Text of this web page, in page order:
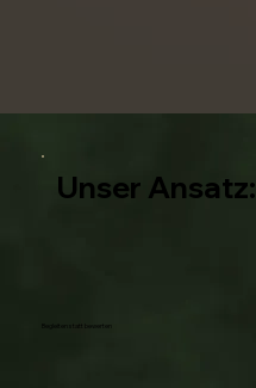
Begleiten statt bewerten
Unser Ansatz: